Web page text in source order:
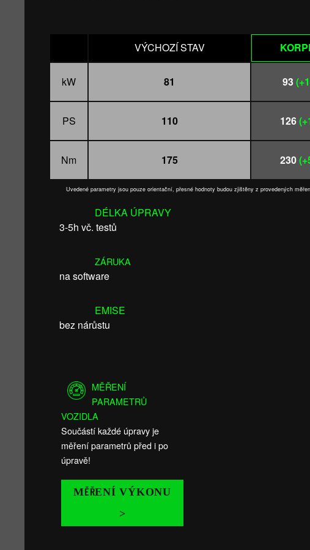
VÝCHOZÍ STAV
kW 81 93
PS 110 126
Nm 175 230
Uvedené parametry jsou pouze orientační, přesné hodnoty budou zjištěny z provedených
DÉLKA ÚPRAVY
3-5h vč. testů
ZÁRUKA
na software
EMISE
bez nárůstu
MĚŘENÍ
PARAMETRŮ
VOZIDLA
Součástí každé úpravy je
měření parametrů před i po
úpravě!
MĚŘENÍ VÝKONU
>